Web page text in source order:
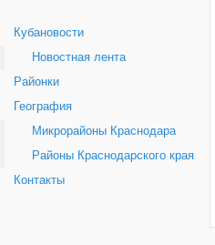
Кубановости
Новостная лента
Районки
География
Микрорайоны Краснодара
Районы Краснодарского края
Контакты